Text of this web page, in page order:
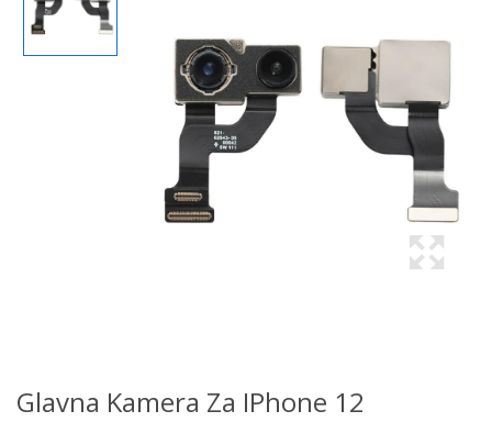
Glavna Kamera Za IPhone 12